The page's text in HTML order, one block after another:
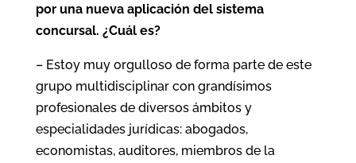
por una nueva aplicación del sistema
concursal. ¿Cuál es?
– Estoy muy orgulloso de forma parte de este
grupo multidisciplinar con grandísimos
profesionales de diversos ámbitos y
especialidades jurídicas: abogados,
economistas, auditores, miembros de la